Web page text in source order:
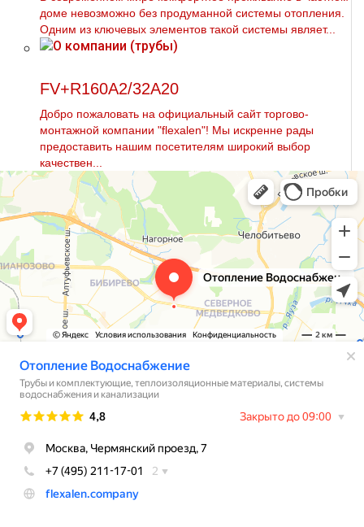
доме невозможно без продуманной системы отопления.
Одним из ключевых элементов такой системы являет...
FV+R160A2/32A20
Добро пожаловать на официальный сайт торгово-
мoнтaжной компании "flехalеn"! Мы искренне рады
предоставить нашим посетителям широкий выбор
качествен...